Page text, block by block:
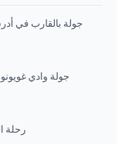
جولة بالقارب في
جولة وادي
رحلة التزلج